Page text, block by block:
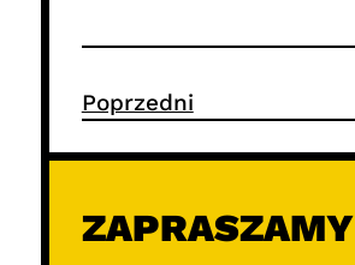
Poprzedni
ZAPRASZAMY